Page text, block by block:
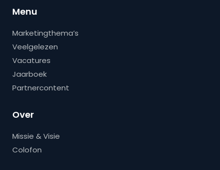
Menu
Marketingthema’s
Veelgelezen
Vacatures
Jaarboek
Partnercontent
Over
Missie & Visie
Colofon